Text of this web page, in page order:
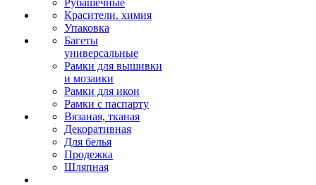
Рубашечные
Красители. химия
Упаковка
Багеты
универсальные
Рамки для вышивки
и мозаики
Рамки для икон
Рамки с паспарту
Вязаная, тканая
Декоративная
Для белья
Продежка
Шляпная